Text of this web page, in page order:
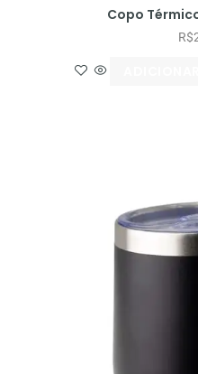
Copo
R$